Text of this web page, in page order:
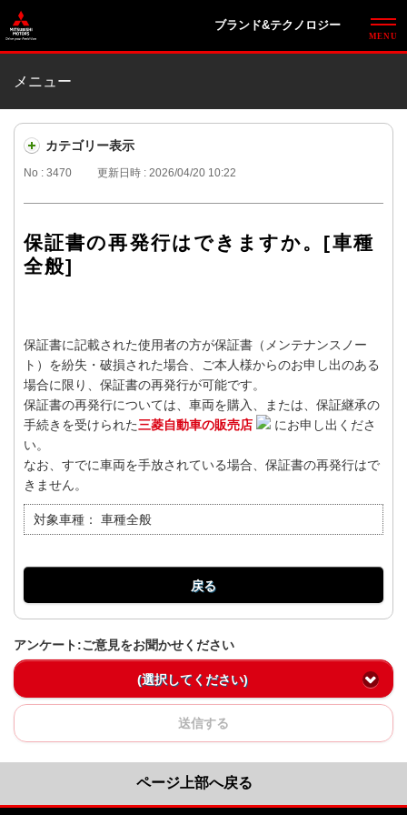
ブランド&テクノロジー
メニュー
カテゴリー表示
No : 3470 更新日時 : 2026/04/20 10:22
保証書の再発行はできますか。[車種
全般]
保証書に記載された使用者の方が保証書（メンテナンスノー
ト）を紛失・破損された場合、ご本人様からのお申し出のある
場合に限り、保証書の再発行が可能です。
保証書の再発行については、車両を購入、または、保証継承の
手続きを受けられた三菱自動車の販売店
にお申し出くださ
い。
なお、すでに車両を手放されている場合、保証書の再発行はで
きません。
対象車種： 車種全般
戻る
アンケート:ご意見をお聞かせください
(選択してください)
送信する
ページ上部へ戻る